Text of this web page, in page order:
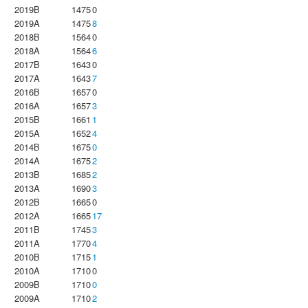
2019B
14750
2019A
14758
2018B
15640
2018A
15646
2017B
16430
2017A
16437
2016B
16570
2016A
16573
2015B
1661 1
2015A
16524
2014B
16750
2014A
16752
2013B
16852
2013A
16903
2012B
16650
2012A
166517
2011B
17453
2011A
17704
2010B
17151
2010A
17100
2009B
17100
2009A
17102